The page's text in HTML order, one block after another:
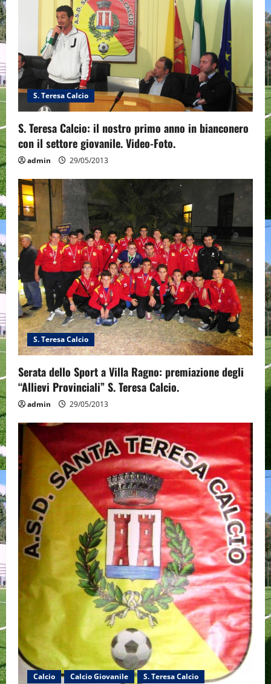
t
i
o
n
S. Teresa Calcio
S. Teresa Calcio: il nostro primo anno in bianconero
con il settore giovanile. Video-Foto.
admin 29/05/2013
S. Teresa Calcio
Serata dello Sport a Villa Ragno: premiazione degli
“Allievi Provinciali” S. Teresa Calcio.
admin 29/05/2013
Calcio Calcio Giovanile S. Teresa Calcio